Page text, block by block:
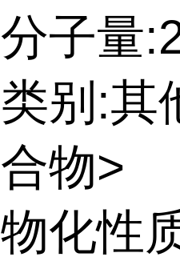
分子量
类别:其
合物>
物化性